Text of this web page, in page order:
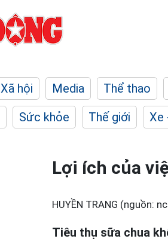
Xã hội Media Thể thao
Sức khỏe Thế giới Xe
Lợi ích của
HUYỀN TRANG (nguồn:
Tiêu thụ sữa chua